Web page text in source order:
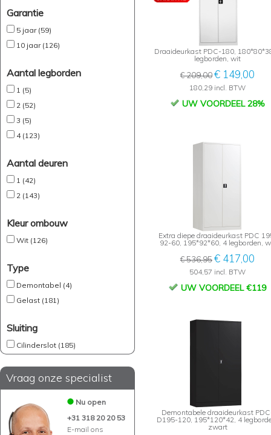
Garantie
5 jaar (59)
10 jaar (126)
Aantal legborden
1 (5)
2 (52)
3 (5)
4 (123)
Aantal deuren
1 (42)
2 (143)
Kleur ombouw
Wit (126)
Type
Demontabel (4)
Gelast (181)
Sluiting
Cilinderslot (185)
Vraag onze specialist
Nu open
+31 318 20 20 53
E-mail ons
Draaideurkast PDC-180,
legborden, wit
€ 209,00€ 149,00
180,29 incl. BTW
UW VOORDEEL 28%
Extra diepe draaideurkast PDC
92-60, 195*92*60, 4 legborden,
€ 536,95€ 417,00
504,57 incl. BTW
UW VOORDEEL €119
Demontabele draaideurkast
D195-120, 195*120*42, 4
zwart